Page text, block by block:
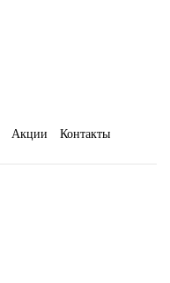
Акции Контакты